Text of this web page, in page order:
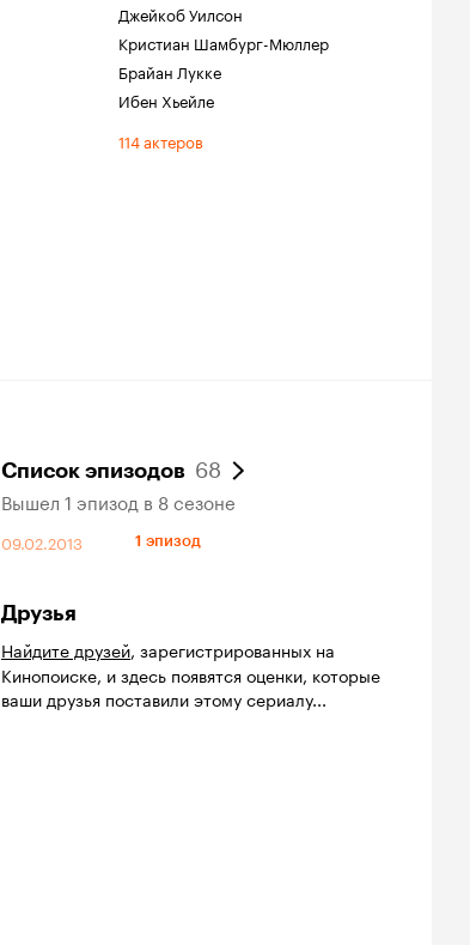
Джейкоб Уилсон
Кристиан Шамбург-Мюллер
Брайан Лукке
Ибен Хьейле
114 актеров
Список эпизодов 68
Вышел 1 эпизод в 8 сезоне
09.02.2013 1 эпизод
Друзья
Найдите друзей, зарегистрированных на
Кинопоиске, и здесь появятся оценки, которые
ваши друзья поставили этому сериалу...